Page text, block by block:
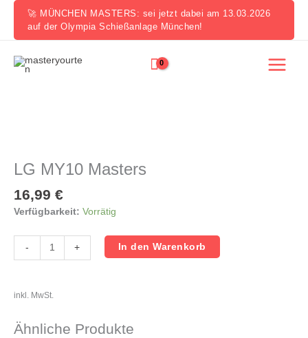
springen
🚀 MÜNCHEN MASTERS: sei jetzt dabei am 13.03.2026
auf der Olympia Schießanlage München!
LG MY10 Masters
16,99 €
Verfügbarkeit: Vorrätig
-
Masters
Menge
+ In den Warenkorb
inkl. MwSt.
Ähnliche Produkte